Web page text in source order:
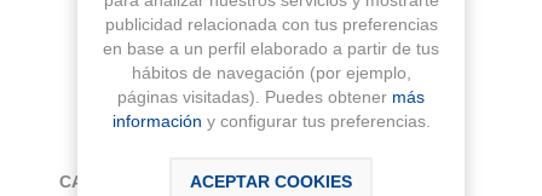
CARTUCHO GRIFERIA TERMOSTATICA RT-9
publicidad relacionada con tus preferencias
en base a un perfil elaborado a partir de tus
hábitos de navegación (por ejemplo,
páginas visitadas). Puedes obtener más
información y configurar tus preferencias.
ACEPTAR COOKIES